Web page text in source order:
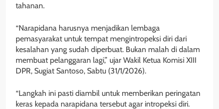
tahanan.
“Narapidana harusnya menjadikan lembaga
pemasyarakat untuk tempat mengintropeksi diri dari
kesalahan yang sudah diperbuat. Bukan malah di dalam
membuat pelanggaran lagi,” ujar Wakil Ketua Komisi XIII
DPR, Sugiat Santoso, Sabtu (31/1/2026).
“Langkah ini pasti diambil untuk memberikan peringatan
keras kepada narapidana tersebut agar intropeksi diri.